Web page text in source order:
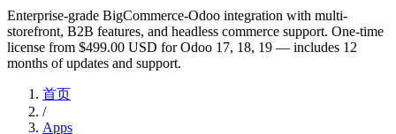
Enterprise-grade BigCommerce-Odoo integration with multi-
storefront, B2B features, and headless commerce support. One-time
license from $499.00 USD for Odoo 17, 18, 19 — includes 12
months of updates and support.
首页
/
Apps